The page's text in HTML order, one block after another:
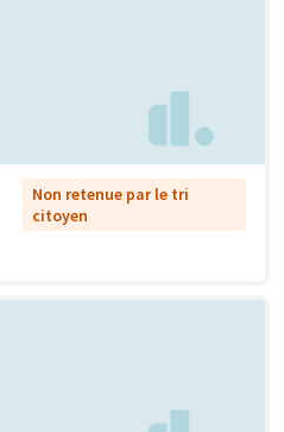
Non retenue par le tri
citoyen